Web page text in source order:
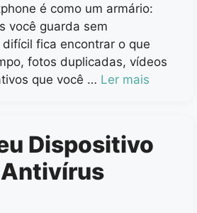
é como um armário:
você guarda sem
fica encontrar o que
fotos duplicadas, vídeos
que você … Ler mais
Dispositivo